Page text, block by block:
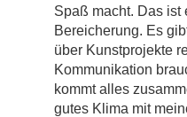
Spaß macht. Das ist
Bereicherung. Es
über Kunstprojekte
Kommunikation
kommt alles
gutes Klima mit